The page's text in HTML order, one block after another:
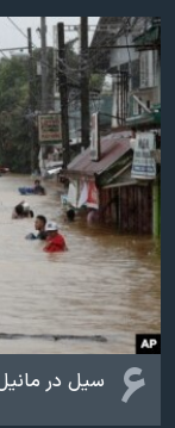
۶ سیل در